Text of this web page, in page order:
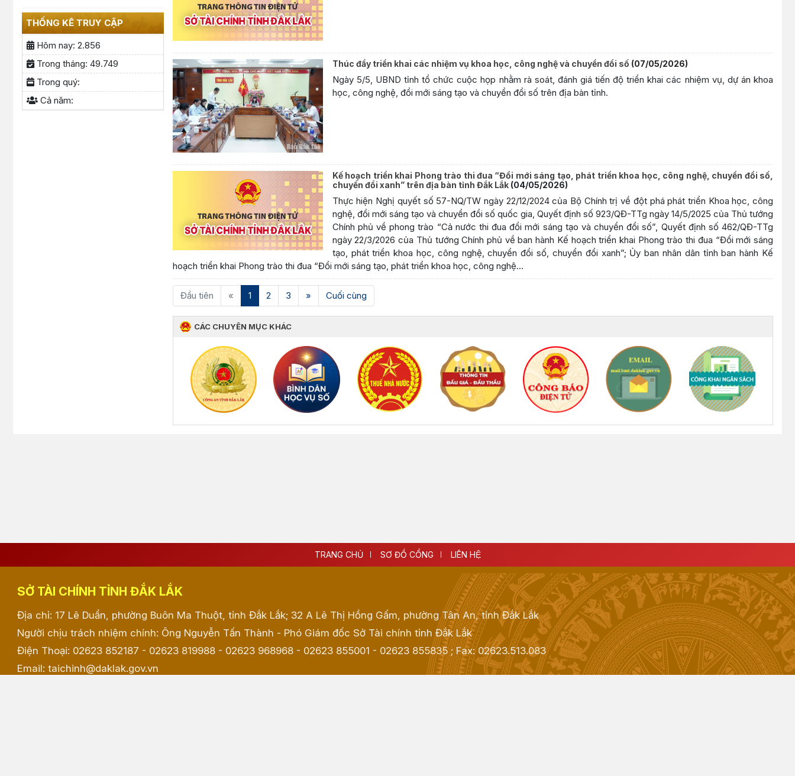
THỐNG KÊ TRUY CẬP
Hôm nay: 2.856
Trong tháng: 49.749
Trong quý:
Cả năm:
Thúc đẩy triển khai các nhiệm vụ khoa học, công nghệ và chuyển đổi số (07/05/2026)
Ngày 5/5, UBND tỉnh tổ chức cuộc họp nhằm rà soát, đánh giá tiến độ triển khai các nhiệm vụ, dự án khoa
học, công nghệ, đổi mới sáng tạo và chuyển đổi số trên địa bàn tỉnh.
Kế hoạch triển khai Phong trào thi đua “Đổi mới sáng tạo, phát triển khoa học, công nghệ, chuyển đổi số,
chuyển đổi xanh” trên địa bàn tỉnh Đắk Lắk (04/05/2026)
Thực hiện Nghị quyết số 57-NQ/TW ngày 22/12/2024 của Bộ Chính trị về đột phá phát triển Khoa học, công
nghệ, đổi mới sáng tạo và chuyển đổi số quốc gia, Quyết định số 923/QĐ-TTg ngày 14/5/2025 của Thủ tướng
Chính phủ về phong trào “Cả nước thi đua đổi mới sáng tạo và chuyển đổi số”, Quyết định số 462/QĐ-TTg
ngày 22/3/2026 của Thủ tướng Chính phủ về ban hành Kế hoạch triển khai Phong trào thi đua “Đổi mới sáng
tạo, phát triển khoa học, công nghệ, chuyển đổi số, chuyển đổi xanh”; Ủy ban nhân dân tỉnh ban hành Kế
hoạch triển khai Phong trào thi đua “Đổi mới sáng tạo, phát triển khoa học, công nghệ...
Đầu tiên « 1 (current)
2 3 » Cuối cùng
CÁC CHUYÊN MỤC KHÁC
TRANG CHỦ SƠ ĐỒ CỔNG LIÊN HỆ
SỞ TÀI CHÍNH TỈNH ĐẮK LẮK
Địa chỉ: 17 Lê Duẩn, phường Buôn Ma Thuột, tỉnh Đắk Lắk; 32 A Lê Thị Hồng Gấm, phường Tân An, tỉnh Đắk Lắk
Người chịu trách nhiệm chính: Ông Nguyễn Tấn Thành - Phó Giám đốc Sở Tài chính tỉnh Đắk Lắk
Điện Thoại: 02623 852187 - 02623 819988 - 02623 968968 - 02623 855001 - 02623 855835; Fax:02623.513.083
Email: taichinh@daklak.gov.vn